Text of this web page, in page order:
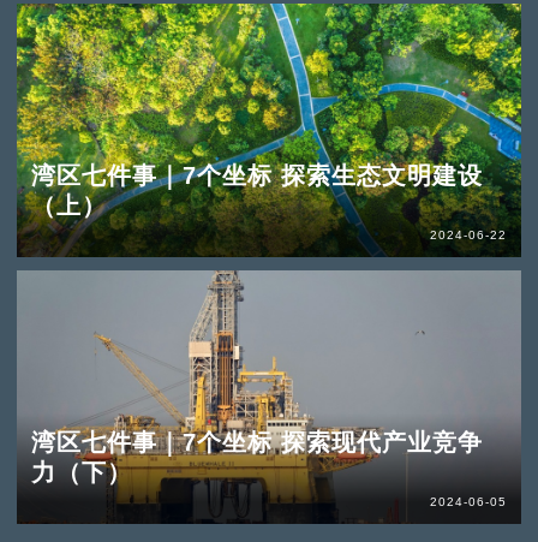
湾区七件事｜7个坐标 探索生态文明建设
（上）
2024-06-22
湾区七件事｜7个坐标 探索现代产业竞争
力（下）
2024-06-05